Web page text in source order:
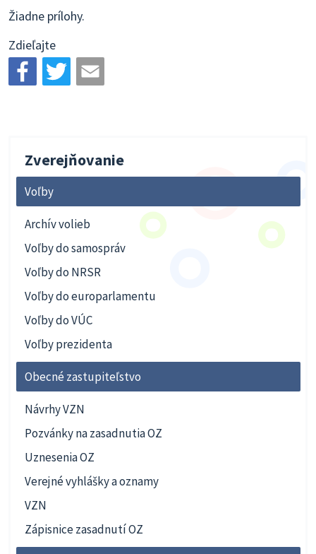
Žiadne prílohy.
Zdieľajte
Zverejňovanie
Voľby
Archív volieb
Voľby do samospráv
Voľby do NRSR
Voľby do europarlamentu
Voľby do VÚC
Voľby prezidenta
Obecné zastupiteľstvo
Návrhy VZN
Pozvánky na zasadnutia OZ
Uznesenia OZ
Verejné vyhlášky a oznamy
VZN
Zápisnice zasadnutí OZ